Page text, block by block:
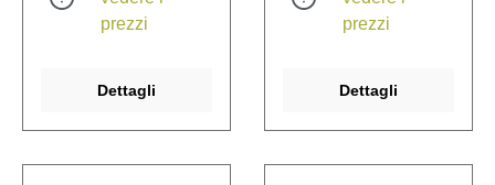
prezzi
Dettagli
prezzi
Dettagli